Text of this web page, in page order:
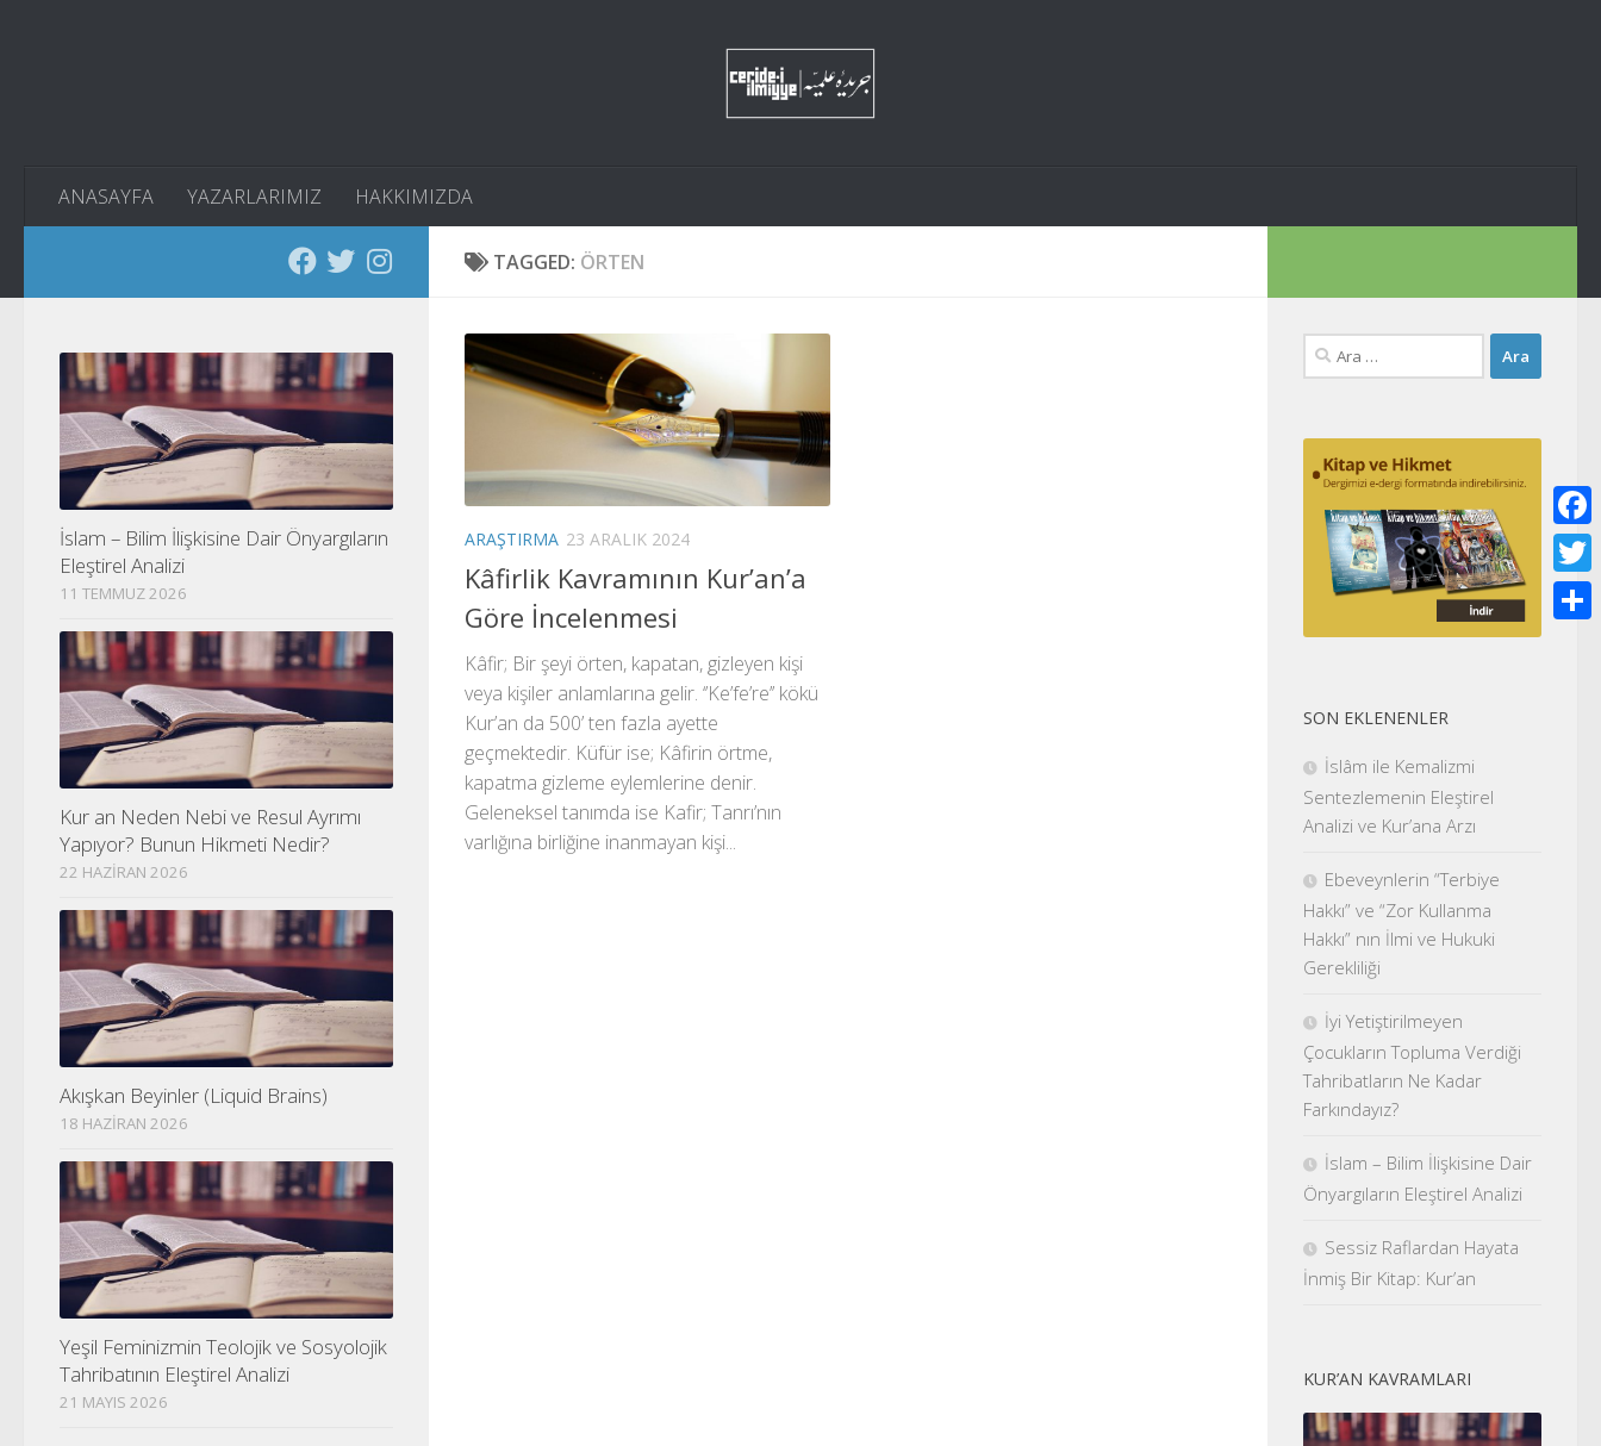
ANASAYFA YAZARLARIMIZ HAKKIMIZDA
TAGGED: ÖRTEN
ARAŞTIRMA 23 ARALIK 2024
Kâfirlik Kavramının Kur’an’a
Göre İncelenmesi
Kâfir; Bir şeyi örten, kapatan, gizleyen kişi
veya kişiler anlamlarına gelir. ‘’Ke’fe’re’’ kökü
Kur’an da 500’ ten fazla ayette
geçmektedir. Küfür ise; Kâfirin örtme,
kapatma gizleme eylemlerine denir.
Geleneksel tanımda ise Kafir; Tanrı’nın
varlığına birliğine inanmayan kişi...
İslam – Bilim İlişkisine Dair Önyargıların
Eleştirel Analizi
11 TEMMUZ 2026
Kur an Neden Nebi ve Resul Ayrımı
Yapıyor? Bunun Hikmeti Nedir?
22 HAZIRAN 2026
Akışkan Beyinler (Liquid Brains)
18 HAZIRAN 2026
Yeşil Feminizmin Teolojik ve Sosyolojik
Tahribatının Eleştirel Analizi
21 MAYIS 2026
Arama:
SON EKLENENLER
İslâm ile Kemalizmi
Sentezlemenin Eleştirel
Analizi ve Kur’ana Arzı
Ebeveynlerin “Terbiye
Hakkı” ve “Zor Kullanma
Hakkı” nın İlmi ve Hukuki
Gerekliliği
İyi Yetiştirilmeyen
Çocukların Topluma Verdiği
Tahribatların Ne Kadar
Farkındayız?
İslam – Bilim İlişkisine Dair
Önyargıların Eleştirel Analizi
Sessiz Raflardan Hayata
İnmiş Bir Kitap: Kur’an
KUR’AN KAVRAMLARI